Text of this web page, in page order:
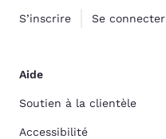
S’inscrire Se connecter
Aide
Soutien à la clientèle
Accessibilité